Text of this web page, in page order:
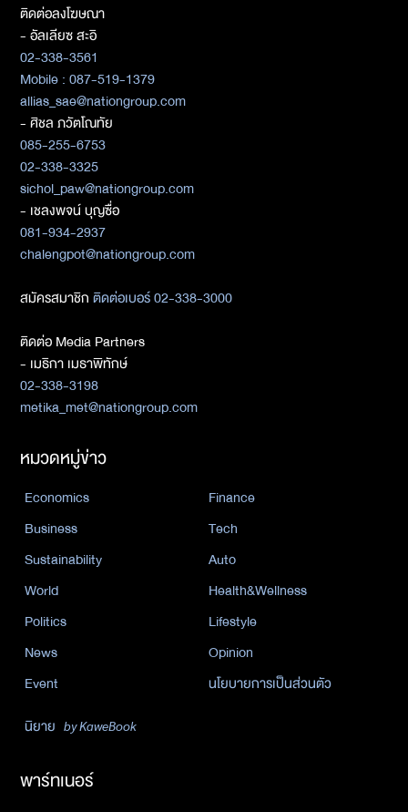
ติดต่อลงโฆษณา
- อัลเลียซ สะอิ
02-338-3561
Mobile : 087-519-1379
allias_sae@nationgroup.com
- ศิชล ภวัตโณทัย
085-255-6753
02-338-3325
sichol_paw@nationgroup.com
- เชลงพจน์ บุญซื่อ
081-934-2937
chalengpot@nationgroup.com
สมัครสมาชิกติดต่อเบอร์ 02-338-3000
ติดต่อ Media Partners
- เมธิกา เมธาพิทักษ์
02-338-3198
metika_met@nationgroup.com
หมวดหมู่ข่าว
Economics
Finance
Business
Tech
Sustainability
Auto
World
Health&Wellness
Politics
Lifestyle
News
Opinion
Event
นโยบายการเป็นส่วนตัว
นิยาย by KaweBook
พาร์ทเนอร์